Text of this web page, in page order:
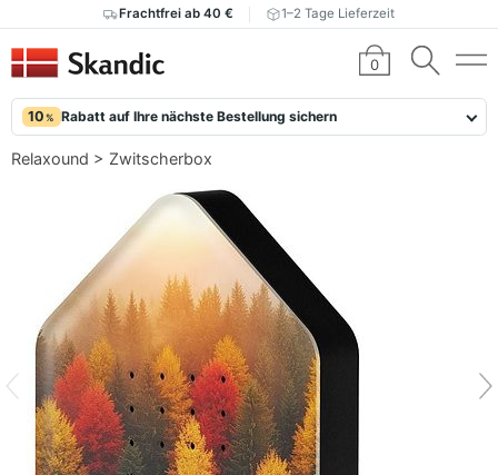
Frachtfrei ab 40 € 1–2 Tage Lieferzeit
0
10 % Rabatt auf Ihre nächste Bestellung sichern
Relaxound > Zwitscherbox